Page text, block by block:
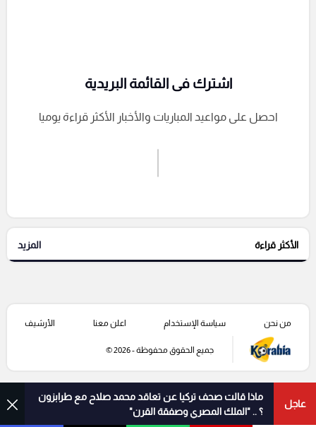
إرسال تعليق
التعليقات السابقة
اشترك فى القائمة البريدية
احصل على مواعيد المباريات والأخبار الأكثر قراءة يوميا
الأكثر قراءة المزيد
عاجل
ماذا قالت صحف تركيا عن تعاقد محمد صلاح مع طرابزون
؟ .. "الملك المصري وصفقة القرن"
من نحن سياسة الإستخدام اعلن معنا الأرشيف
جميع الحقوق محفوظة - 2026 ©